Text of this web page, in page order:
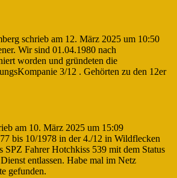
schrieb am 12. März 2025 um 10:50
Wir sind 01.04.1980 nach
worden und gründeten die
3/12 . Gehörten zu den 12er
am 10. März 2025 um 15:09
bis 10/1978 in der 4./12 in Wildflecken
SPZ Fahrer Hotchkiss 539 mit dem Status
entlassen. Habe mal im Netz
gefunden.